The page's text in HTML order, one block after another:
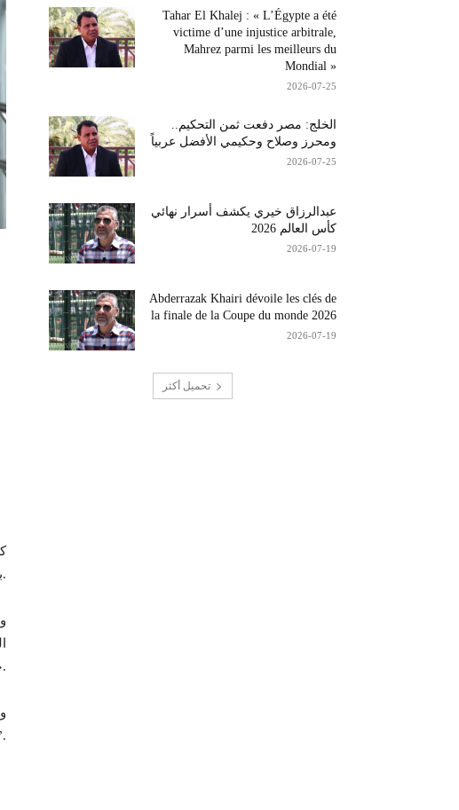
بهدف عودة السياحة في فصل الصيف.
فيروس كورونا المستجد
Tahar El Khalej : « L’Égypte a été
victime d’une injustice arbitrale,
Mahrez parmi les meilleurs du
Mondial »
2026-07-25
الخلج: مصر دفعت ثمن التحكيم..
ومحرز وصلاح وحكيمي الأفضل عربياً
2026-07-25
عبدالرزاق خيري يكشف أسرار نهائي
كأس العالم 2026
2026-07-19
Abderrazak Khairi dévoile les clés de
la finale de la Coupe du monde 2026
2026-07-19
تحميل أكثر